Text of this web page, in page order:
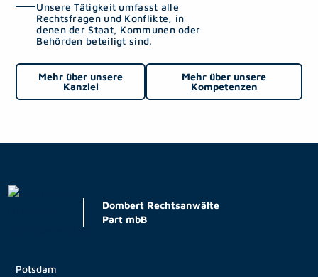
Unsere Tätigkeit umfasst alle
Rechtsfragen und Konflikte, in
denen der Staat, Kommunen oder
Behörden beteiligt sind.
Mehr über unsere
Kanzlei
Mehr über unsere
Kompetenzen
Dombert Rechtsanwälte
Part mbB
Potsdam